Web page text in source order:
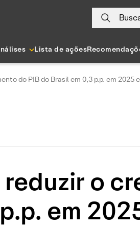
Lista de ações
do PIB do Brasil em 0,3 p.p. em 2025
o
em